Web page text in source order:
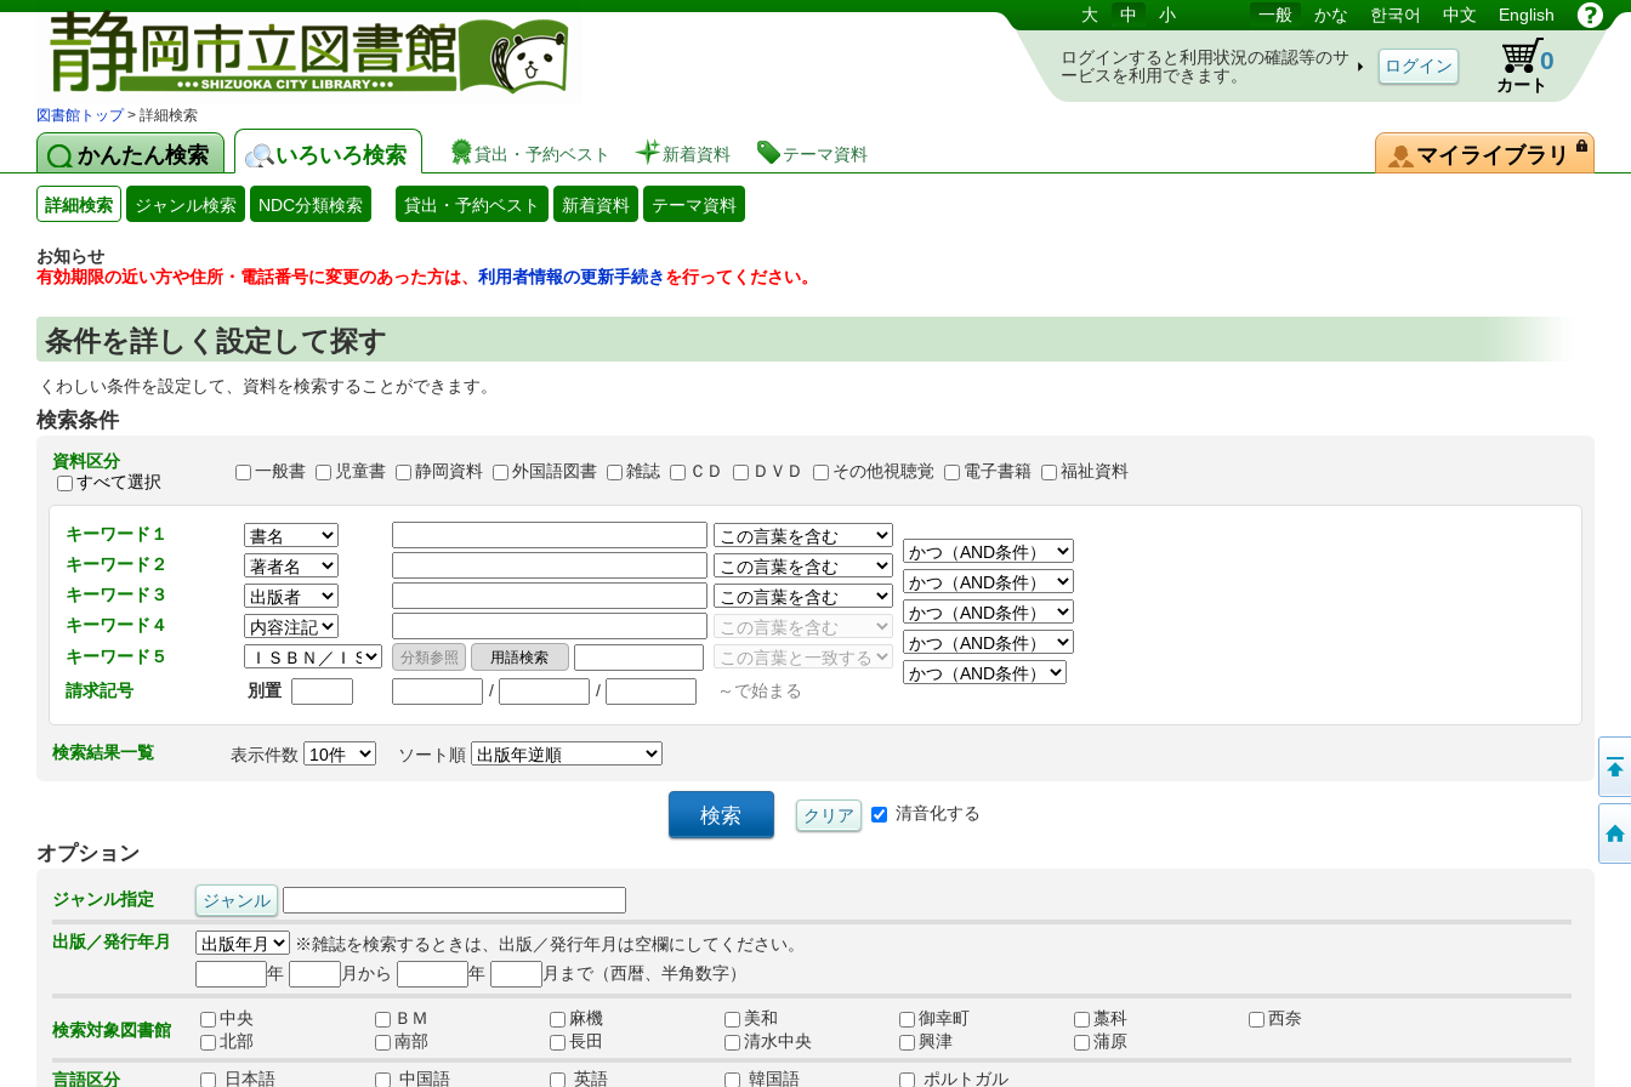
図書館 蔵書検索・予約システム 大 中 小 一般 かな 한국어 中文 English
ログインすると利用状況の確認等のサ
ービスを利用できます。
カート
0
図書館トップ> 詳細検索
かんたん検索 いろいろ検索 貸出・予約ベスト 新着資料 テーマ資料 マイライブラリ
詳細検索 ジャンル検索 NDC分類検索 貸出・予約ベスト 新着資料 テーマ資料
お知らせ
有効期限の近い方や住所・電話番号に変更のあった方は、 利用者情報の更新手続きを行ってください。
条件を詳しく設定して探す
くわしい条件を設定して、資料を検索することができます。
検索条件
資料区分
すべて選択
一般書 児童書 静岡資料 外国語図書 雑誌 ＣＤ ＤＶＤ その他視聴覚 電子書籍 福祉資料
キーワード１
キーワード２
キーワード３
キーワード４
キーワード５
請求記号
別置 / / ～で始まる
検索結果一覧 表示件数 ソート順
清音化する
オプション
ジャンル指定
出版／発行年月
※雑誌を検索するときは、出版／発行年月は空欄にしてください。
年
月から 年 月まで（西暦、半角数字）
検索対象図書館
中央 ＢＭ 麻機 美和 御幸町 藁科
西奈
北部
南部 長田 清水中央 興津
蒲原
言語区分
日本語 中国語 英語 韓国語 ポルトガル